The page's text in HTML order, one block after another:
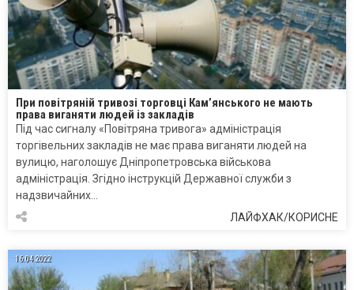
При повітряній тривозі торговці Кам’янського не мають
права виганяти людей із закладів
Під час сигналу «Повітряна тривога» адміністрація
торгівельних закладів не має права виганяти людей на
вулицю, наголошує Дніпропетровська військова
адміністрація. Згідно інструкцій Державної служби з
надзвичайних…
ЛАЙФХАК/КОРИСНЕ
16.04.2022